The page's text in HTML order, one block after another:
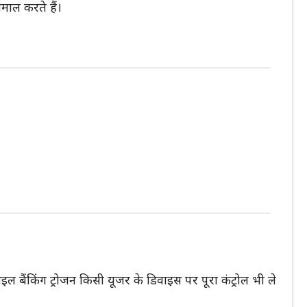
करते हैं।
बैंकिंग ट्रोजन किसी यूजर के डिवाइस पर पूरा कंट्रोल भी ले